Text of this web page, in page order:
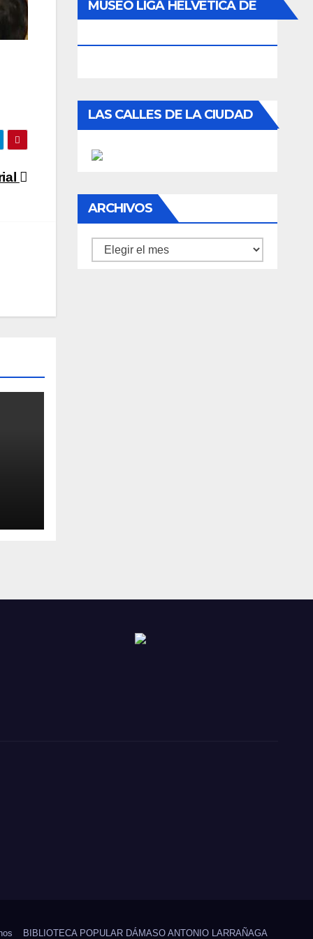
MUSEO LIGA HELVÉTICA DE
LAS CALLES DE LA CIUDAD
ARCHIVOS
Archivos
BIBLIOTECA POPULAR DÁMASO ANTONIO LARRAÑAGA